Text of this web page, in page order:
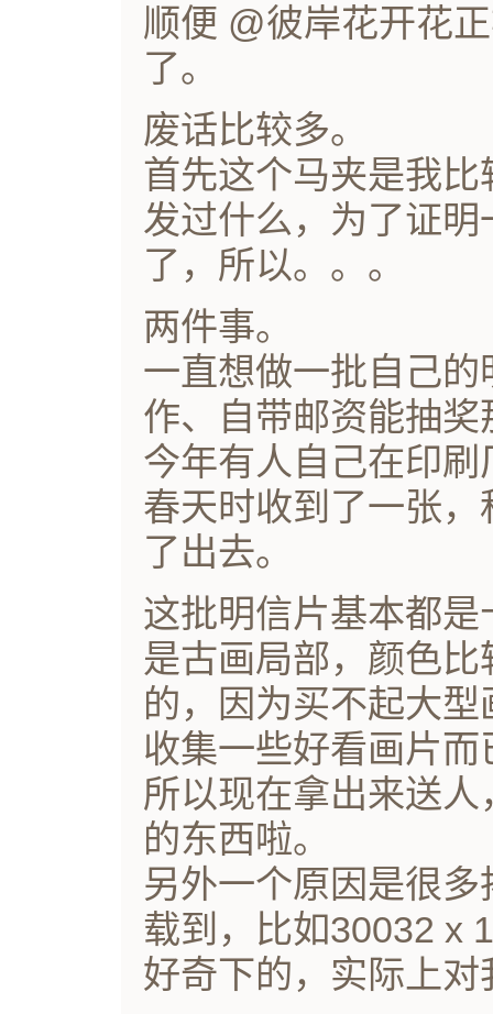
顺便 @彼岸花开花
了。
废话比较多。
首先这个马夹是我
发过什么，为了证
了，所以。。。
两件事。
一直想做一批自己
作、自带邮资能抽
今年有人自己在印
春天时收到了一张
了出去。
这批明信片基本都
是古画局部，颜色
的，因为买不起大
收集一些好看画片而
所以现在拿出来送
的东西啦。
另外一个原因是很
载到，比如30032 x
好奇下的，实际上